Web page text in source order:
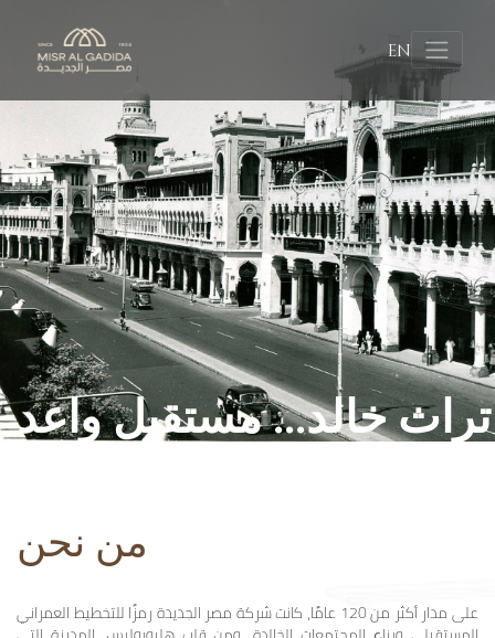
EN
تراث خالد... مستقبل واعد
من نحن
على مدار أكثر من 120 عامًا، كانت شركة مصر الجديدة رمزًا للتخطيط العمراني